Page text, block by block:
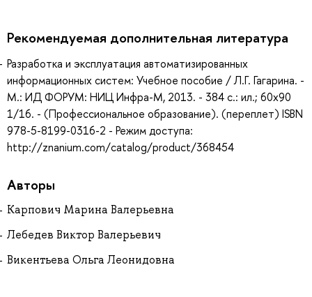
Рекомендуемая дополнительная литература
Разработка и эксплуатация автоматизированных
информационных систем: Учебное пособие / Л.Г. Гагарина. -
М.: ИД ФОРУМ: НИЦ Инфра-М, 2013. - 384 с.: ил.; 60x90
1/16. - (Профессиональное образование). (переплет) ISBN
978-5-8199-0316-2 - Режим доступа:
http://znanium.com/catalog/product/368454
Авторы
Карпович Марина Валерьевна
Лебедев Виктор Валерьевич
Викентьева Ольга Леонидовна